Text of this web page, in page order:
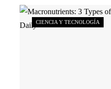
CIENCIA Y TECNOLOGÍA